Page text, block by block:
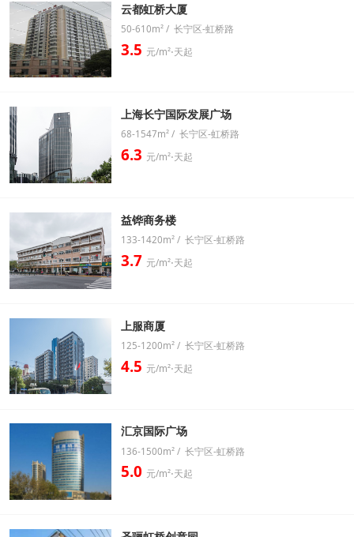
云都虹桥大厦
50-610m² / 长宁区-虹桥路
3.5 元/m²⋅天起
上海长宁国际发展广场
68-1547m² / 长宁区-虹桥路
6.3 元/m²⋅天起
益铧商务楼
133-1420m² / 长宁区-虹桥路
3.7 元/m²⋅天起
上服商厦
125-1200m² / 长宁区-虹桥路
4.5 元/m²⋅天起
汇京国际广场
136-1500m² / 长宁区-虹桥路
5.0 元/m²⋅天起